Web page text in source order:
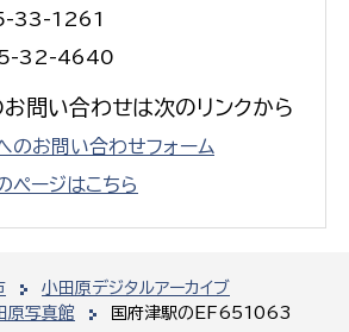
小田原デジタルアーカイブ
原写真館
国府津駅のEF651063
33-1261
32-4640
お問い合わせは次のリンクから
のお問い合わせフォーム
ページはこちら